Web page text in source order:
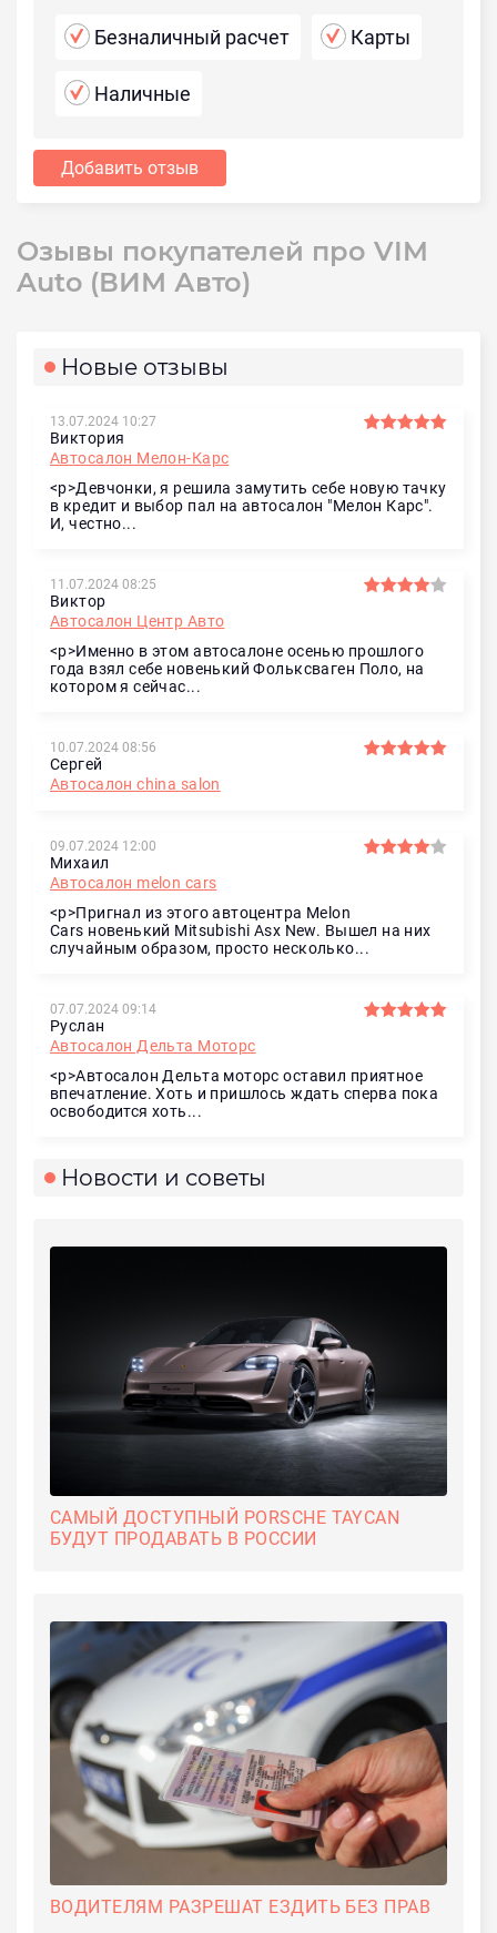
Безналичный расчет Карты
Наличные
Добавить отзыв
Озывы покупателей про VIM
Auto (ВИМ Авто)
Новые отзывы
13.07.2024 10:27
Виктория
Автосалон Мелон-Карс
<p>Девчонки, я решила замутить себе новую тачку
в кредит и выбор пал на автосалон "Мелон Карс".
И, честно...
11.07.2024 08:25
Виктор
Автосалон Центр Авто
<p>Именно в этом автосалоне осенью прошлого
года взял себе новенький Фольксваген Поло, на
котором я сейчас...
10.07.2024 08:56
Сергей
Автосалон china salon
09.07.2024 12:00
Михаил
Автосалон melon cars
<p>Пригнал из этого автоцентра Melon
Cars новенький Mitsubishi Asx New. Вышел на них
случайным образом, просто несколько...
07.07.2024 09:14
Руслан
Автосалон Дельта Моторс
<p>Автосалон Дельта моторс оставил приятное
впечатление. Хоть и пришлось ждать сперва пока
освободится хоть...
Новости и советы
САМЫЙ ДОСТУПНЫЙ PORSCHE TAYCAN
БУДУТ ПРОДАВАТЬ В РОССИИ
ВОДИТЕЛЯМ РАЗРЕШАТ ЕЗДИТЬ БЕЗ ПРАВ